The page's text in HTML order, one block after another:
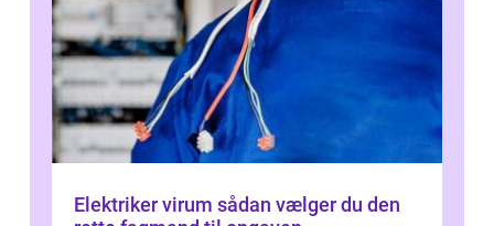
Elektriker virum sådan vælger du den